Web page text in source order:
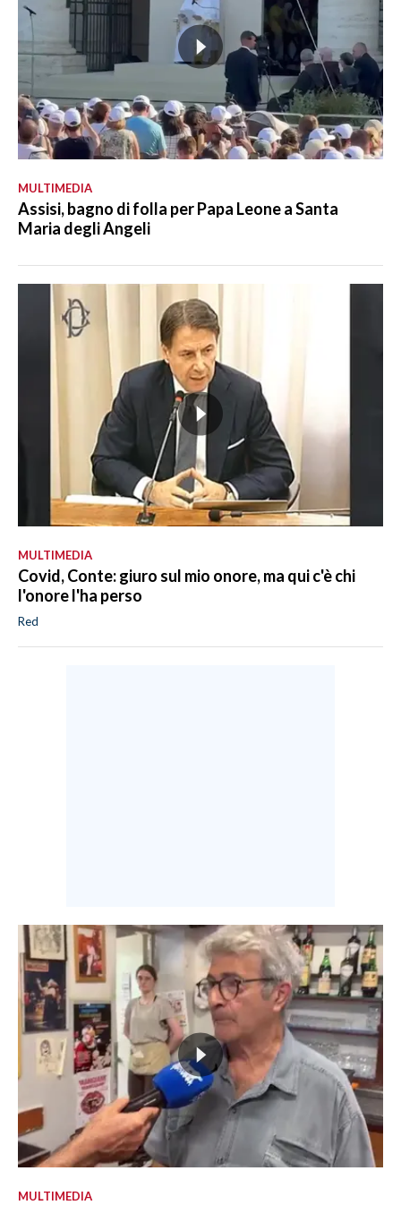
MULTIMEDIA
Assisi, bagno di folla per Papa Leone a Santa
Maria degli Angeli
MULTIMEDIA
Covid, Conte: giuro sul mio onore, ma qui c'è chi
l'onore l'ha perso
Red
MULTIMEDIA